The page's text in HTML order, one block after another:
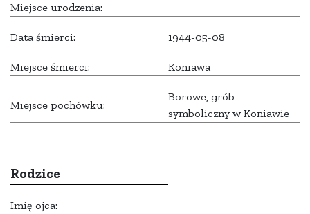
Miejsce urodzenia:
Data śmierci: 1944-05-08
Miejsce śmierci: Koniawa
Miejsce pochówku:
Borowe, grób
symboliczny w Koniawie
Rodzice
Imię ojca: